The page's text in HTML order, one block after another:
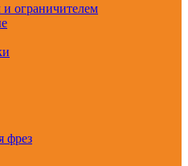
и ограничителем
фрез